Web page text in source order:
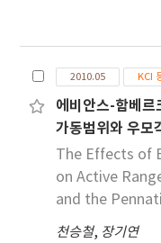
(44.3점에서
점),
서 59.1점) 향상
후 환측의 중둔근
임을 차단한 자
세수직훈련보다
생활동작능력에
에는 많은 대상자
을 미치는지 알
비로 진단받은
측정은 대상자 1
자 3이 10회였으
상자 2가 11회,
능과 일상생활
Test(BBT)와
Log(PMAL)를
도운동치료가 수
2010.05 KCI
에비안스-함베르
가동범위와 우모
The Effects of
on Active
and the
천승철, 장기연